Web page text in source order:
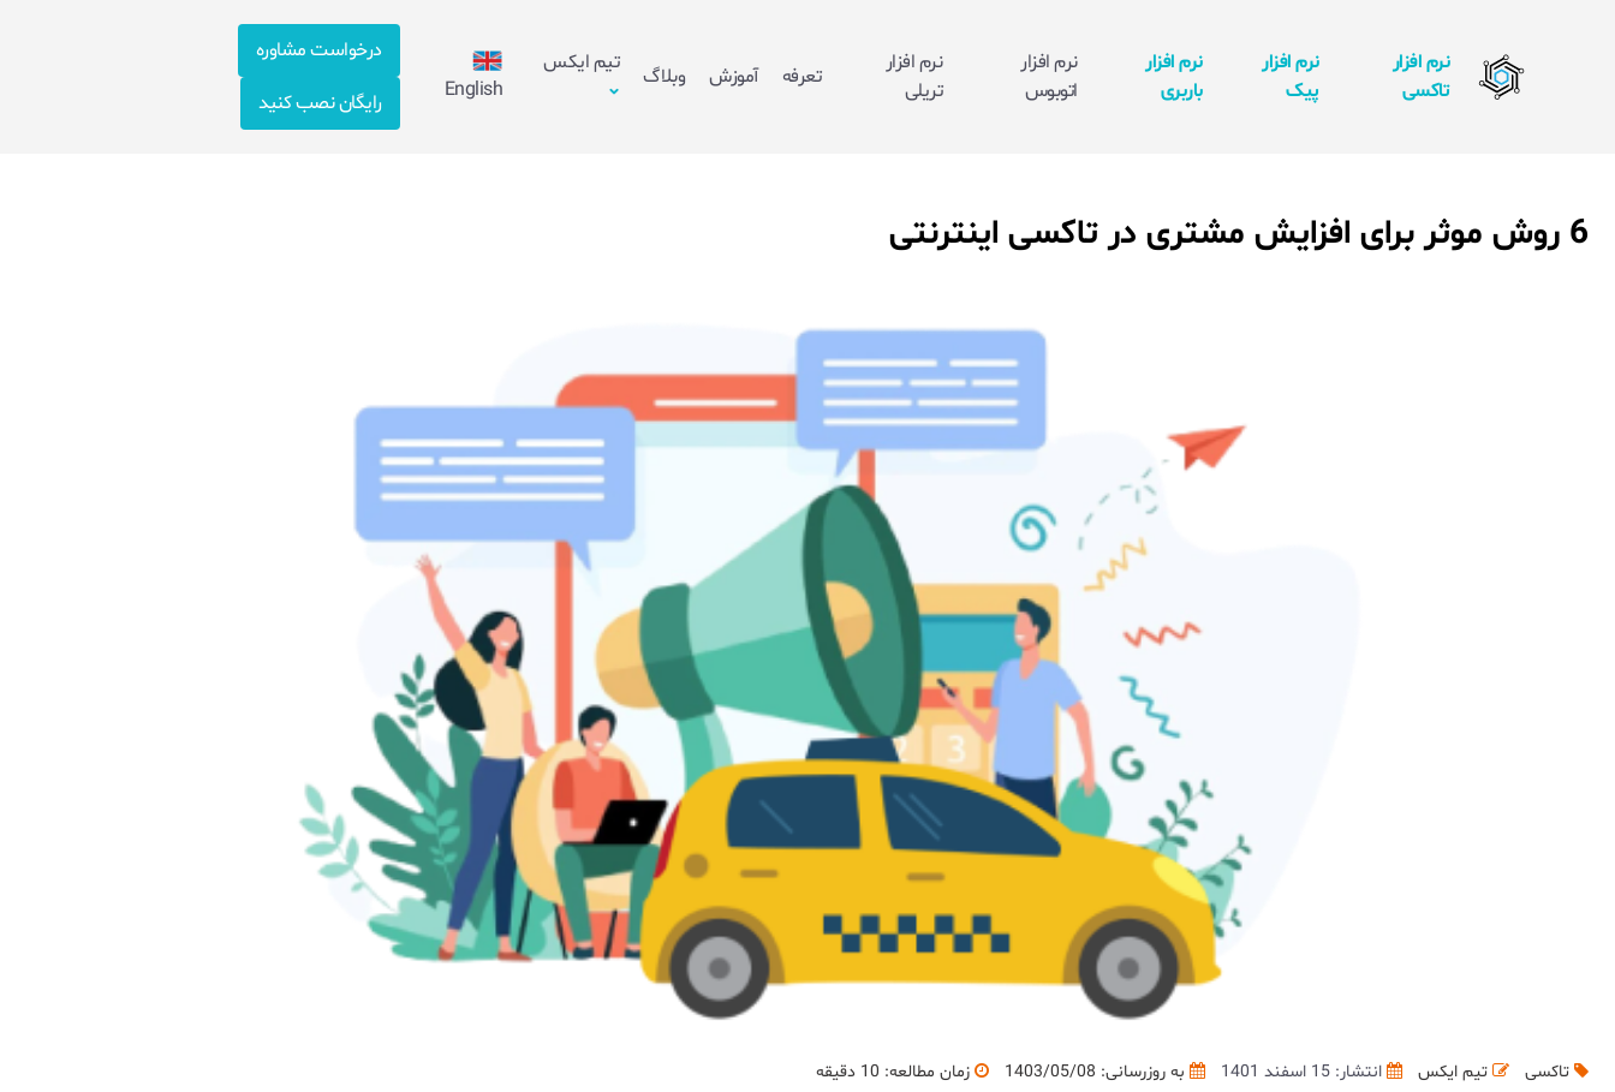
نرم افزار
تاکسی
نرم افزار
پیک
نرم افزار
باربری
نرم افزار
اتوبوس
نرم افزار
تریلی
تعرفه آموزش وبلاگ
تیم ایکس
English
درخواست مشاوره
رایگان نصب کنید
6 روش موثر برای افزایش مشتری در تاکسی اینترنتی
تاکسی تیم ایکس انتشار: 15 اسفند 1401 به روزرسانی: 1403/05/08 زمان مطالعه: 10 دقیقه